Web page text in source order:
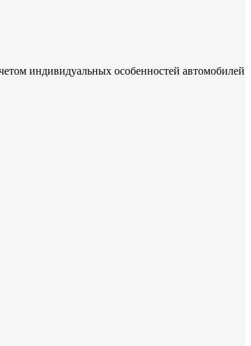
индивидуальных особенностей автомобилей